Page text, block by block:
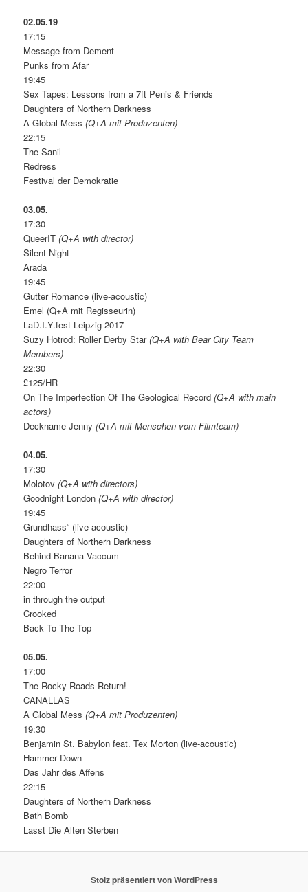
02.05.19
17:15
Message from Dement
Punks from Afar
19:45
Sex Tapes: Lessons from a 7ft Penis & Friends
Daughters of Northern Darkness
A Global Mess(Q+A mit Produzenten)
22:15
The Sanil
Redress
Festival der Demokratie
03.05.
17:30
QueerIT(Q+A with director)
Silent Night
Arada
19:45
Gutter Romance (live-acoustic)
Emel (Q+A mit Regisseurin)
LaD.I.Y.fest Leipzig 2017
Suzy Hotrod: Roller Derby Star(Q+A with Bear City Team
Members)
22:30
£125/HR
On The Imperfection Of The Geological Record(Q+A with main
actors)
Deckname Jenny(Q+A mit Menschen vom Filmteam)
04.05.
17:30
Molotov(Q+A with directors)
Goodnight London(Q+A with director)
19:45
Grundhass“ (live-acoustic)
Daughters of Northern Darkness
Behind Banana Vaccum
Negro Terror
22:00
in through the output
Crooked
Back To The Top
05.05.
17:00
The Rocky Roads Return!
CANALLAS
A Global Mess(Q+A mit Produzenten)
19:30
Benjamin St. Babylon feat. Tex Morton (live-acoustic)
Hammer Down
Das Jahr des Affens
22:15
Daughters of Northern Darkness
Bath Bomb
Lasst Die Alten Sterben
Stolz präsentiert von WordPress